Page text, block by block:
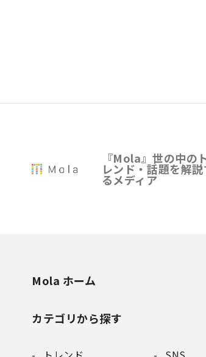
『Mola』世の中の
レンド・話題を解説
るメディア
Mola ホーム
カテゴリから探す